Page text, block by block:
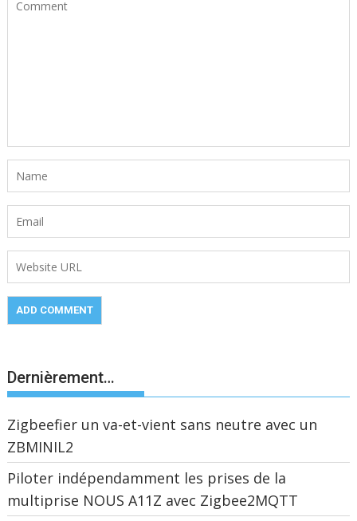
Dernièrement…
Zigbeefier un va-et-vient sans neutre avec un
ZBMINIL2
Piloter indépendamment les prises de la
multiprise NOUS A11Z avec Zigbee2MQTT